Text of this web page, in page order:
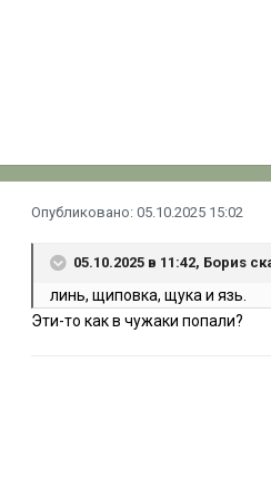
Опубликовано: 05.10.2025 15:02
05.10.2025 в 11:42, Бориs
линь, щиповка, щука и язь
Эти-то как в чужаки попали?